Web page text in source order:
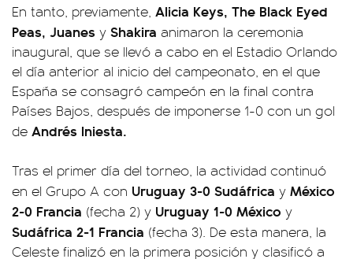
En tanto, previamente, Alicia Keys, The Black Eyed
Peas, Juanes y Shakira animaron la ceremonia
inaugural, que se llevó a cabo en el Estadio Orlando
el día anterior al inicio del campeonato, en el que
España se consagró campeón en la final contra
Países Bajos, después de imponerse 1-0 con un gol
de Andrés Iniesta.
Tras el primer día del torneo, la actividad continuó
en el Grupo A con Uruguay 3-0 Sudáfrica y México
2-0 Francia (fecha 2) y Uruguay 1-0 México y
Sudáfrica 2-1 Francia (fecha 3). De esta manera, la
Celeste finalizó en la primera posición y clasificó a